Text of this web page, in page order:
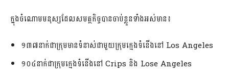
ក្នុងចំណោមមនុស្សដែលសមត្ថកិច្ចបានចាប់ខ្លួនទាំងអស់មាន៖
១៣៧នាក់ជាក្រុមមានទំនាស់ជាមួយក្រុមក្មេងទំនើងនៅ Los Angeles
១០៤នាក់ជាក្រុមក្មេងទំនើងនៅ Crips និង Lose Angeles